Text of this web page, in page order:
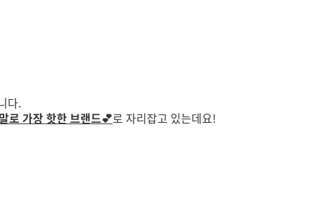
다.
로 가장 핫한 브랜드💕로 자리잡고 있는데요!